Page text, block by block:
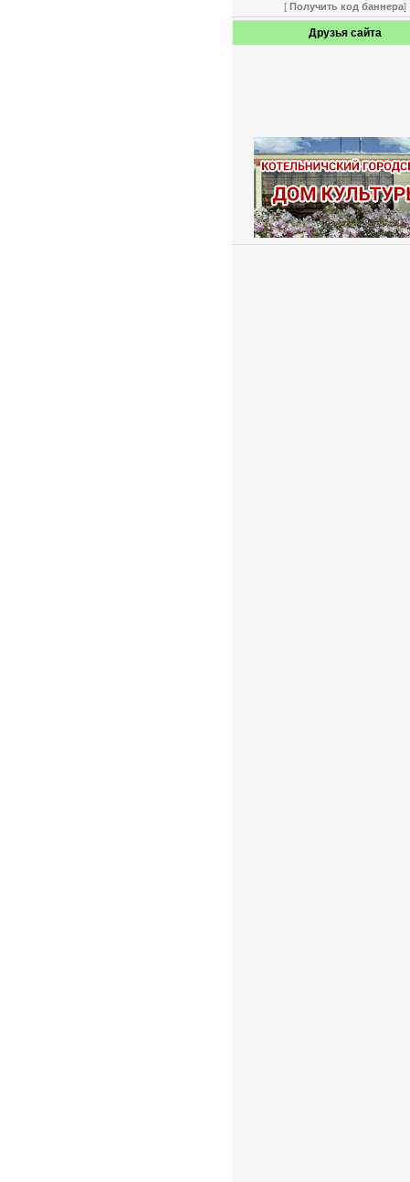
[ Получить код баннера]
Друзья сайта